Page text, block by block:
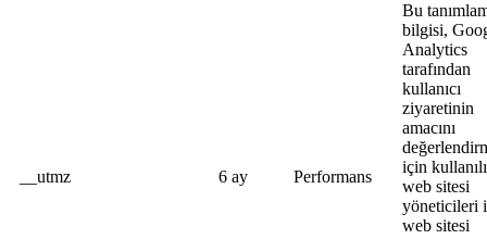
__utmz 6 ay Performans
Bu
bilgisi,
Analytics
tarafından
kullanıcı
ziyaretinin
amacını
için
web sitesi
yöneticileri
web sitesi